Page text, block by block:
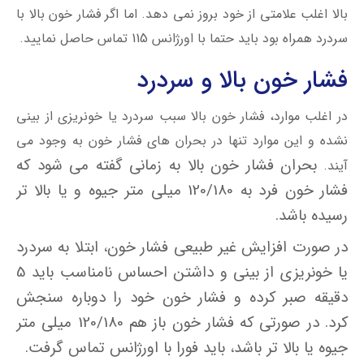
بالا اغلب علامتی از خود بروز نمی دهد. اما اگر فشار خون بالا با
سردرد همراه بود باید حتما با اورژانس 115 تماس حاصل نمایید.
فشار خون بالا و سردرد
در اغلب موارد، فشار خون بالا سبب سردرد یا خونریزی از بینی
نشده و این موارد تنها در بحران های فشار خون به وجود می
آیند. بحران فشار خون بالا به زمانی گفته می شود که
فشار خون فرد به 120/180 میلی متر جیوه و یا بالا تر
رسیده باشد.
در صورت افزایش غیر طبیعی فشار خون، ابتلا به سردرد
یا خونریزی از بینی و داشتن احساس نامناسب باید 5
دقیقه صبر کرده و فشار خون خود را دوباره سنجش
کرد. در صورتی که فشار خون باز هم 120/180 میلی متر
جیوه یا بالا تر باشد، باید فورا با اورژانس تماس گرفت.